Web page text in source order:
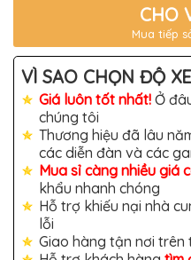
MÁY
DÁN
DECAL
Ô
TÔ
ISUZU
BỌC
GHẾ
DA
TÔ
CHO
Mua tiếp
VÌ SAO CHỌN ĐỘ
Giá luôn tốt nhất! Ở
chúng tôi
Thương hiệu đã lâu
các diễn đàn và các
Mua sỉ càng nhiều giá
khẩu nhanh chóng
Hỗ trợ khiếu nại nhà
lỗi
Giao hàng tận nơi trên